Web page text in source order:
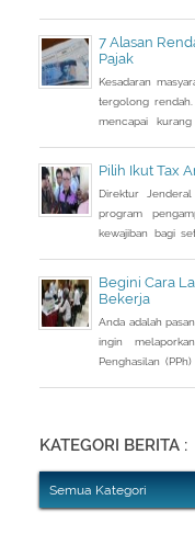
7 Alasan
Pajak
Kesadaran
tergolong rendah.
mencapai
Pilih Ikut Tax
Direktur Jenderal
program
kewajiban bagi
pengusutan nilai
Begini Cara
Bekerja
Anda adalah
ingin
Penghasilan
suami atau istri
KATEGORI BERITA :
Semua Kategori